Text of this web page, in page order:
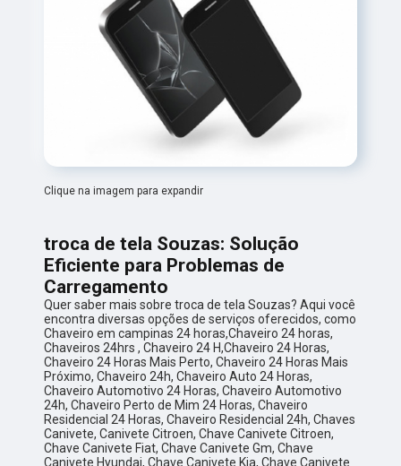
Clique na imagem para expandir
troca de tela Souzas: Solução
Eficiente para Problemas de
Carregamento
Quer saber mais sobre troca de tela Souzas? Aqui você
encontra diversas opções de serviços oferecidos, como
Chaveiro em campinas 24 horas,Chaveiro 24 horas,
Chaveiros 24hrs , Chaveiro 24 H,Chaveiro 24 Horas,
Chaveiro 24 Horas Mais Perto, Chaveiro 24 Horas Mais
Próximo, Chaveiro 24h, Chaveiro Auto 24 Horas,
Chaveiro Automotivo 24 Horas, Chaveiro Automotivo
24h, Chaveiro Perto de Mim 24 Horas, Chaveiro
Residencial 24 Horas, Chaveiro Residencial 24h, Chaves
Canivete, Canivete Citroen, Chave Canivete Citroen,
Chave Canivete Fiat, Chave Canivete Gm, Chave
Canivete Hyundai, Chave Canivete Kia, Chave Canivete